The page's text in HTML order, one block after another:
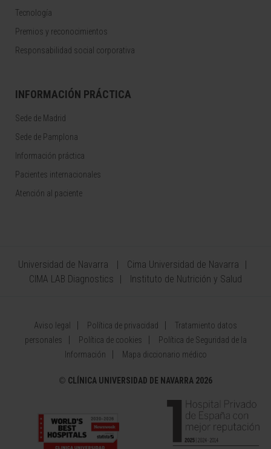
Tecnología
Premios y reconocimientos
Responsabilidad social corporativa
INFORMACIÓN PRÁCTICA
Sede de Madrid
Sede de Pamplona
Información práctica
Pacientes internacionales
Atención al paciente
Universidad de Navarra
Cima Universidad de Navarra
CIMA LAB Diagnostics
Instituto de Nutrición y Salud
Aviso legal Política de privacidad
Tratamiento datos
personales
Política de cookies
Política de Seguridad de la
Información
Mapa diccionario médico
© CLÍNICA UNIVERSIDAD DE NAVARRA 2026